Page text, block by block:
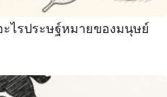
ไรประษฐ์หมายของมนุษย์